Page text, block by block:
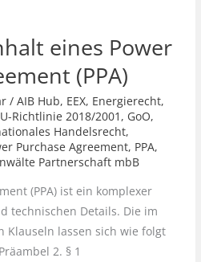
eines Power
(PPA)
/AIB Hub, EEX, Energierecht,
Richtlinie 2018/2001 , GoO,
Handelsrecht,
Purchase Agreement, PPA,
Partnerschaft mbB
(PPA) ist ein komplexer
technischen Details. Die im
Klauseln lassen sich wie folgt
2. § 1